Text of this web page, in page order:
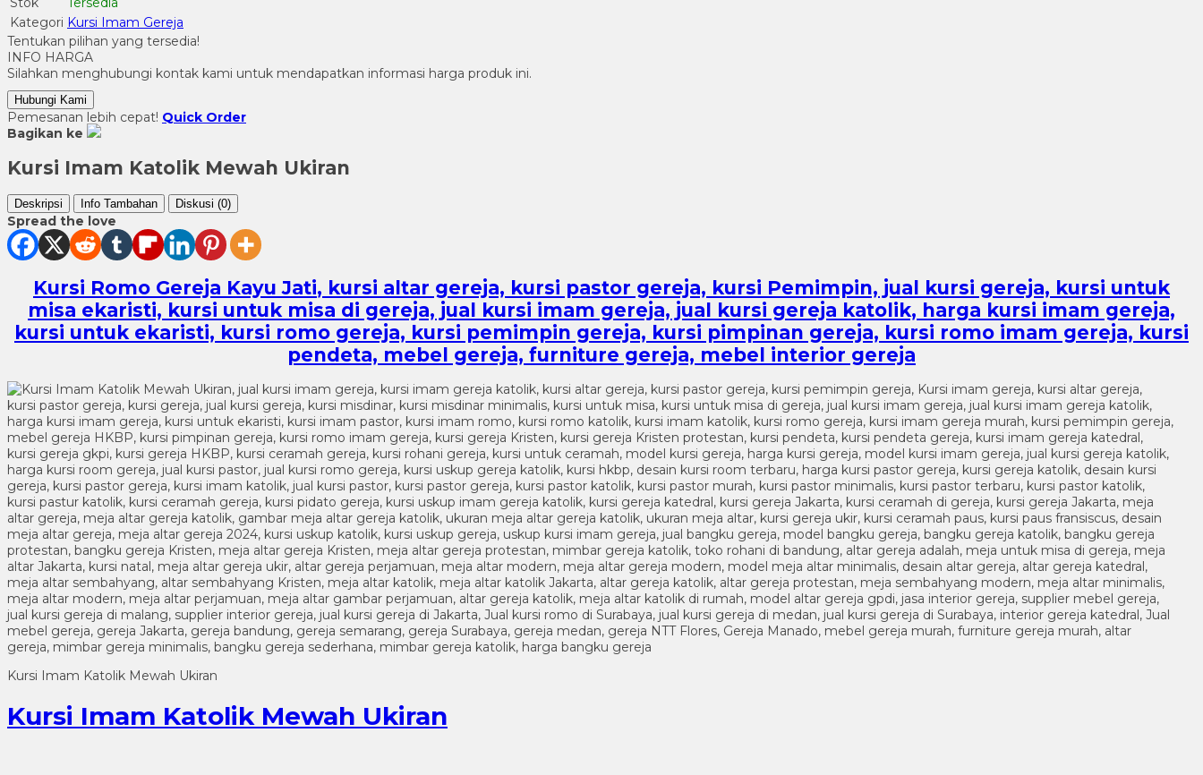
Kategori Kursi Imam Gereja
Tentukan pilihan yang tersedia!
INFO HARGA
Silahkan menghubungi kontak kami untuk mendapatkan informasi harga produk ini.
Hubungi Kami
Pemesanan lebih cepat! Quick Order
Bagikan ke
Kursi Imam Katolik Mewah Ukiran
Deskripsi Info Tambahan Diskusi (0)
Spread the love
Kursi Romo Gereja Kayu Jati, kursi altar gereja, kursi pastor gereja, kursi Pemimpin, jual kursi gereja, kursi untuk
misa ekaristi, kursi untuk misa di gereja, jual kursi imam gereja, jual kursi gereja katolik, harga kursi imam gereja,
kursi untuk ekaristi, kursi romo gereja, kursi pemimpin gereja, kursi pimpinan gereja, kursi romo imam gereja, kursi
pendeta, mebel gereja, furniture gereja, mebel interior gereja
Kursi Imam Katolik Mewah Ukiran
Kursi Imam Katolik Mewah Ukiran